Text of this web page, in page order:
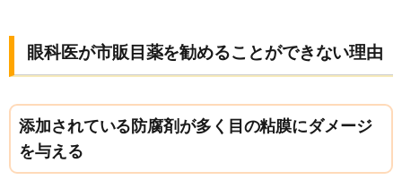
眼科医が市販目薬を勧めることができない理由
添加されている防腐剤が多く目の粘膜にダメージ
を与える